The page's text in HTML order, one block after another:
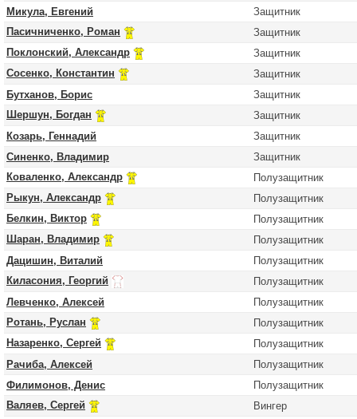
Микула, Евгений
Защитник
Пасичниченко, Роман
Защитник
Поклонский, Александр
Защитник
Сосенко, Константин
Защитник
Бутханов, Борис
Защитник
Шершун, Богдан
Защитник
Козарь, Геннадий
Защитник
Синенко, Владимир
Защитник
Коваленко, Александр
Полузащитник
Рыкун, Александр
Полузащитник
Белкин, Виктор
Полузащитник
Шаран, Владимир
Полузащитник
Дацишин, Виталий
Полузащитник
Киласония, Георгий
Полузащитник
Левченко, Алексей
Полузащитник
Ротань, Руслан
Полузащитник
Назаренко, Сергей
Полузащитник
Рачиба, Алексей
Полузащитник
Филимонов, Денис
Полузащитник
Валяев, Сергей
Вингер